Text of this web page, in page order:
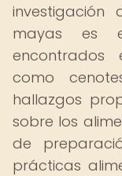
mayas es
encontrados
como
hallazgos
sobre los
de
prácticas